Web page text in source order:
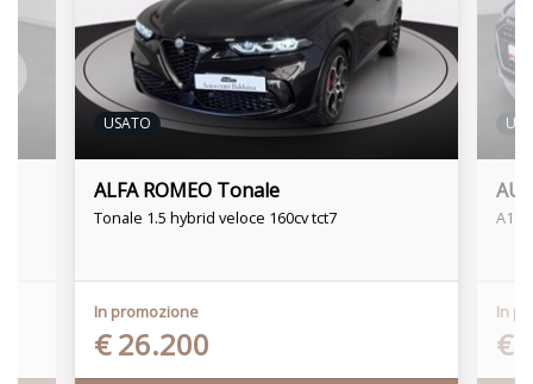
USATO
ALFA ROMEO Tonale
Tonale 1.5 hybrid veloce 160cv tct7
In promozione
€ 26.200
A1
In
€